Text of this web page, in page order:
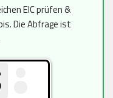
EIC prüfen &
Die Abfrage ist